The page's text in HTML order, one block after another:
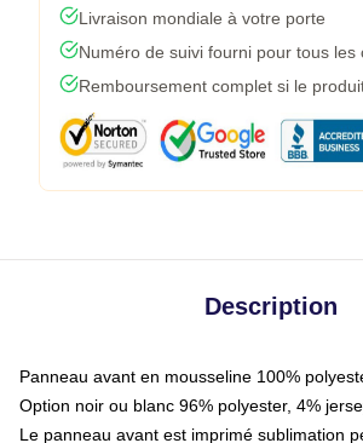
Livraison mondiale à votre porte
Numéro de suivi fourni pour tous les
Remboursement complet si le
Description
Panneau avant en mousseline 100%
Option noir ou blanc 96% polyester, 4%
Le panneau avant est imprimé sublimation